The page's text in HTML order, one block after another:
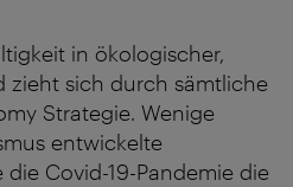
in ökologischer,
zieht sich durch sämtliche
Strategie. Wenige
entwickelte
Covid-19-Pandemie die